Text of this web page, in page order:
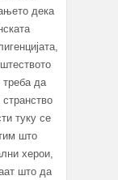
дека
треба да
туку се
што
херои,
што да